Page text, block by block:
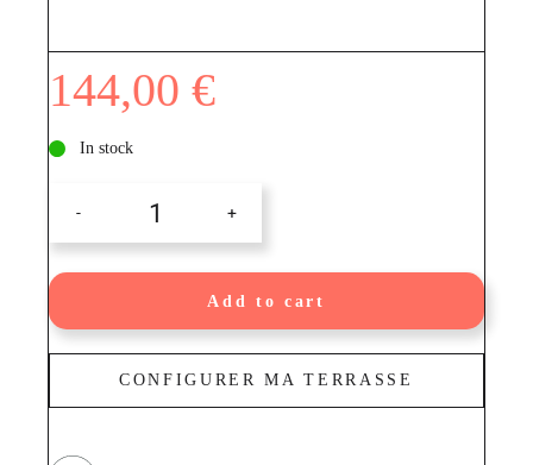
144,00 €
In stock
Plot
réglable
TOP
quantity
Add to cart
CONFIGURER MA TERRASSE